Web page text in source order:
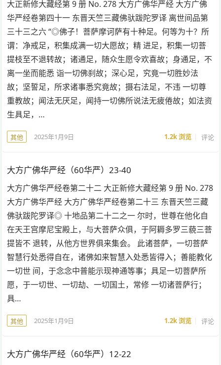
大正新修大藏经第 9 册 No. 278 大方广佛华严经 大方广佛
华严经卷第四十一 东晋天竺三藏佛驮跋陀罗译 离世间品第
三十三之六 “◎佛子！菩萨摩诃萨有十种足。何等为十？所
谓：净戒足，积集成满一切大愿故；精 进足，积集一切菩
提枝至不退转故；诸通足，随众生愿令欢喜故；身通足，不
离一坐而能悉 诣一切佛刹故；深心足，究竟一切胜妙法
故；坚誓足，所求诸事悉究竟故；摄右法足，不违 一切尊
重教故；闻法无厌足，闻持一切佛所说法无疲倦故；如法资
生具足，…
其他 2025年1月9日 1.2k浏览 评论
大方广佛华严经（60华严）23-40
大方广佛华严经卷第二十二 大正新修大藏经第 9 册 No. 278
大方广佛华严经 大方广佛华严经卷第二十三 东晋天竺三藏
佛驮跋陀罗译◎ 十地品第二十二之一 尔时，世尊在他化自
在天王宫摩尼宝殿上，与大菩萨众俱，于阿耨多罗三藐三菩
提皆不 退转，从他方世界俱来集会。 此诸菩萨，一切菩萨
智慧行处悉得自在，诸佛如来智慧入处悉皆得入；善能教化
一切世 间，于念念中普能示现神通等事；具足一切菩萨所
愿，于一切世、一切劫、一切国土，常修 一切诸菩萨行；
具…
其他 2025年1月9日 1.2k浏览 评论
大方广佛华严经（60华严）12-22